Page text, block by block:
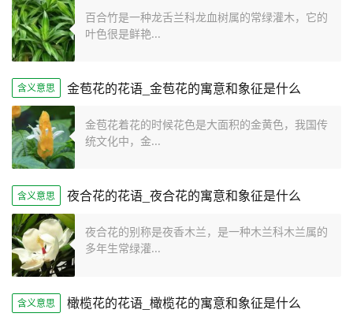
百合竹是一种龙舌兰科龙血树属的常绿灌木，它的
叶色很是鲜艳...
含义意思 金苞花的花语_金苞花的寓意和象征是什么
金苞花着花的时候花色是大面积的金黄色，我国传
统文化中，金...
含义意思 夜合花的花语_夜合花的寓意和象征是什么
夜合花的别称是夜香木兰，是一种木兰科木兰属的
多年生常绿灌...
含义意思 橄榄花的花语_橄榄花的寓意和象征是什么